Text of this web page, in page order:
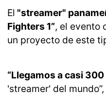
El "streamer"
Fighters 1”, el evento
un proyecto de este
“Llegamos a casi
'streamer' del